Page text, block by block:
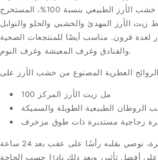
. يتميز بزيت أطلس خشب الأرز الطبيعي بنسبة 100%، المستخرج
زيت الأرز المهدئ والخشبي والحلو والتوابل
لعدة قرون. مناسب أيضًا للمنتجعات الصحية
والفنادق وغرف المعيشة وغرف النوم.
100 مل زيت الأرز المركز
الروطان الطبيعية الطويلة والسميكة
زجاجية مستديرة ذات طوق مزخرف
عند استخدام القصب لأول مرة، نوصي بقلبه رأسًا على عقب بعد 24 ساعة